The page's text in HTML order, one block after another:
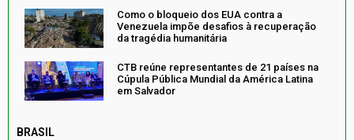
Como o bloqueio dos EUA contra a
Venezuela impõe desafios à recuperação
da tragédia humanitária
CTB reúne representantes de 21 países na
Cúpula Pública Mundial da América Latina
em Salvador
BRASIL